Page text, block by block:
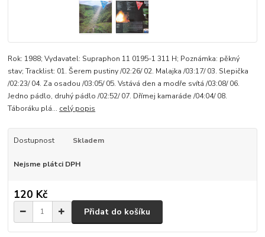
Rok: 1988; Vydavatel: Supraphon 11 0195-1 311 H; Poznámka: pěkný
stav; Tracklist: 01. Šerem pustiny /02:26/ 02. Malajka /03:17/ 03. Slepička
/02:23/ 04. Za osadou /03:05/ 05. Vstává den a modře svítá /03:08/ 06.
Jedno pádlo, druhý pádlo /02:52/ 07. Dřímej kamaráde /04:04/ 08.
Táboráku plá... celý popis
Dostupnost Skladem
Nejsme plátci DPH
120 Kč
Přidat do košíku